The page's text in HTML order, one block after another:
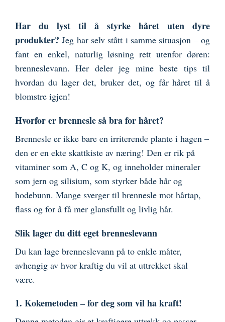
Har du lyst til å styrke håret uten dyre
produkter? Jeg har selv stått i samme situasjon – og
fant en enkel, naturlig løsning rett utenfor døren:
brenneslevann. Her deler jeg mine beste tips til
hvordan du lager det, bruker det, og får håret til å
blomstre igjen!
Hvorfor er brennesle så bra for håret?
Brennesle er ikke bare en irriterende plante i hagen –
den er en ekte skattkiste av næring! Den er rik på
vitaminer som A, C og K, og inneholder mineraler
som jern og silisium, som styrker både hår og
hodebunn. Mange sverger til brennesle mot hårtap,
flass og for å få mer glansfullt og livlig hår.
Slik lager du ditt eget brenneslevann
Du kan lage brenneslevann på to enkle måter,
avhengig av hvor kraftig du vil at uttrekket skal
være.
1. Kokemetoden – for deg som vil ha kraft!